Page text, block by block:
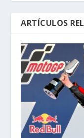
ARTÍCULOS